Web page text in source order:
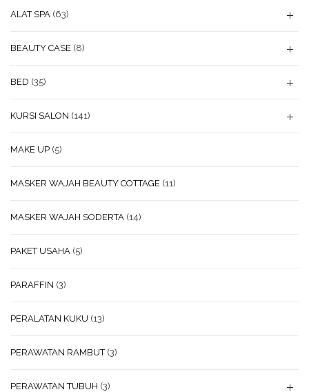
ALAT SPA (63)
BEAUTY CASE (8)
BED (35)
KURSI SALON (141)
MAKE UP (5)
MASKER WAJAH BEAUTY COTTAGE (11)
MASKER WAJAH SODERTA (14)
PAKET USAHA (5)
PARAFFIN (3)
PERALATAN KUKU (13)
PERAWATAN RAMBUT (3)
PERAWATAN TUBUH (3)